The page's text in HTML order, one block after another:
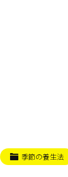
季節の養生法